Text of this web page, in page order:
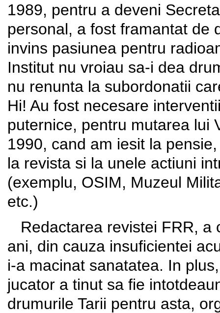
1989, pentru a deveni
personal, a fost framantat de
invins pasiunea pentru
Institut nu vroiau sa-i dea
nu renunta la subordonatii
Hi! Au fost necesare
puternice, pentru mutarea lui
1990, cand am iesit la
la revista si la unele actiuni
(exemplu, OSIM, Muzeul
etc.)
Redactarea revistei FRR, a
ani, din cauza insuficientei
i-a macinat sanatatea. In
jucator a tinut sa fie
drumurile Tarii pentru asta,